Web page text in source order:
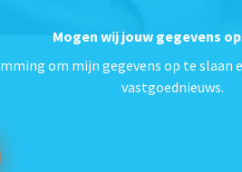
Mogen wij jouw gegevens
om mijn gegevens op te
vastgoednieuws.